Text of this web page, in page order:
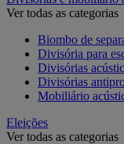
Ver todas as categorias
Biombo de
Divisória para
Divisórias
Divisórias
Mobiliário
Eleições
Ver todas as categorias